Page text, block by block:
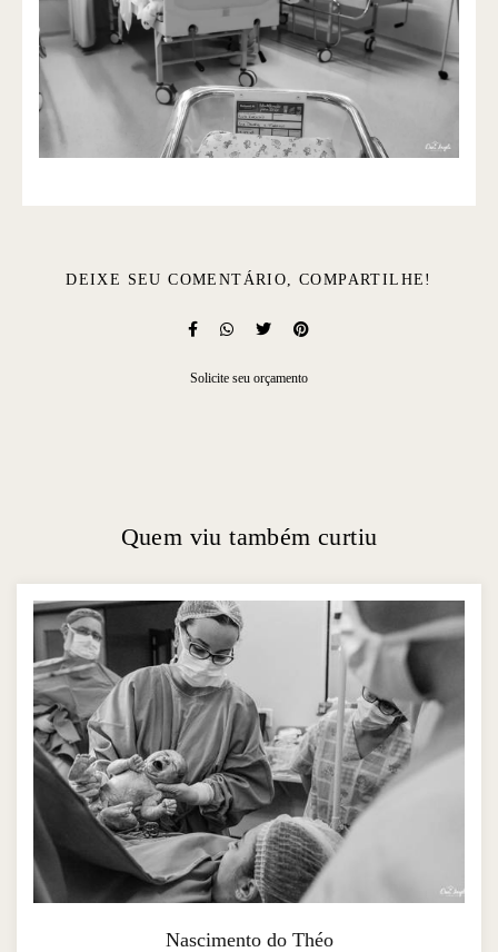
DEIXE SEU COMENTÁRIO, COMPARTILHE!
Solicite seu orçamento
Quem viu também curtiu
Nascimento do Théo